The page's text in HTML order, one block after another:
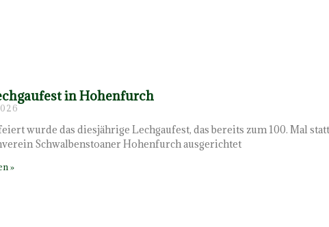
in Hohenfurch
wurde das diesjährige Lechgaufest, das bereits zum 100. Mal
Schwalbenstoaner Hohenfurch ausgerichtet
»